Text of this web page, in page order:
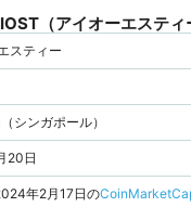
どのようなセキュリ
ますか？
所でも取引可能です
はどこで入手できま
IOST（アイオーエスティ
スティー
シンガポール）
20日
年2月17日の